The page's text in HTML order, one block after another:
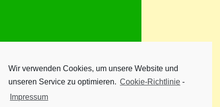
Wir verwenden Cookies, um unsere Website und
unseren Service zu optimieren. Cookie-Richtlinie -
Impressum